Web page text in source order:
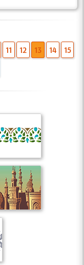
11 12 13 14
15